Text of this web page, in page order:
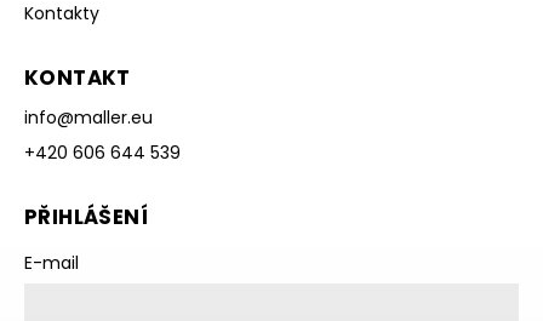
Kontakty
KONTAKT
info@maller.eu
+420 606 644 539
PŘIHLÁŠENÍ
E-mail